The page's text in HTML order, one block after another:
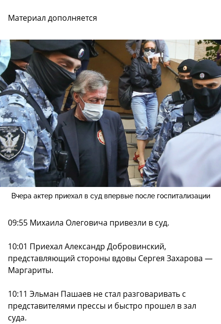
Материал дополняется
Вчера актер приехал в суд впервые после госпитализации
09:55 Михаила Олеговича привезли в суд.
10:01 Приехал Александр Добровинский,
представляющий стороны вдовы Сергея Захарова —
Маргариты.
10:11 Эльман Пашаев не стал разговаривать с
представителями прессы и быстро прошел в зал
суда.